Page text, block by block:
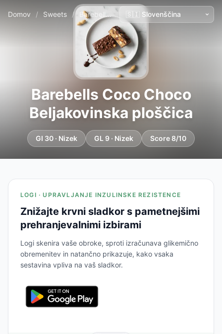
Domov / Sweets / Barebells Coco Choco Beljakovinska ploščica
Barebells Coco Choco
Beljakovinska ploščica
GI 30 · Nizek GL 9 · Nizek Score 8/10
LOGI · UPRAVLJANJE INZULINSKE REZISTENCE
Znižajte krvni sladkor s pametnejšimi
prehranjevalnimi izbirami
Logi skenira vaše obroke, sproti izračunava glikemično
obremenitev in natančno prikazuje, kako vsaka
sestavina vpliva na vaš sladkor.